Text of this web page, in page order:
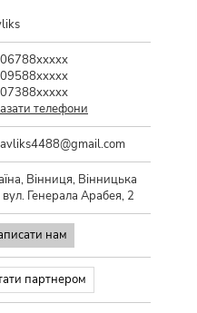
телефони
Вінниця, Вінницька
вул. Генерала Арабея, 2
нам
партнером